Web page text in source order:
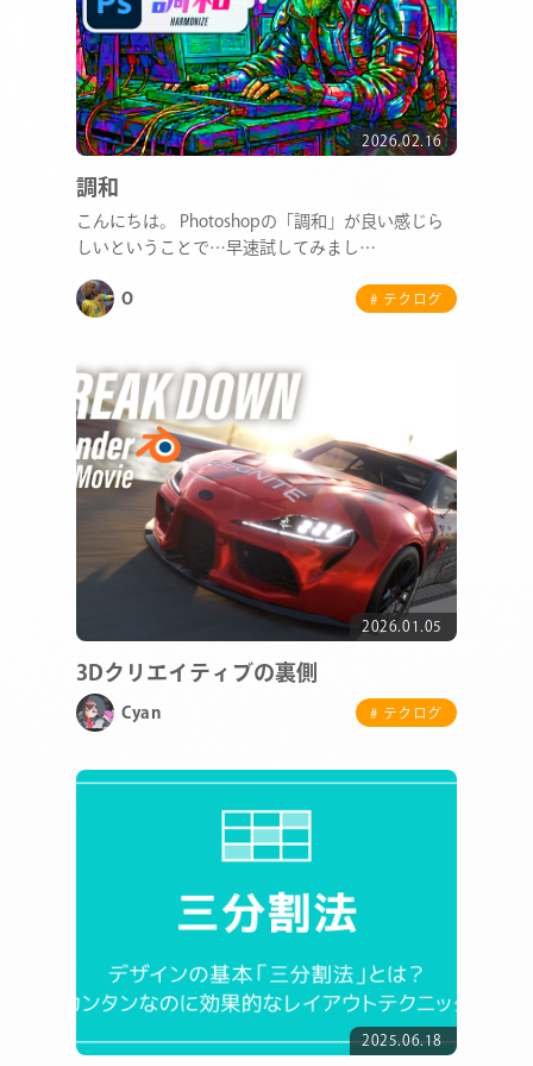
2026.02.16
調和
こんにちは。 Photoshopの「調和」が良い感じら
しいということで…早速試してみまし…
O # テクログ
2026.01.05
3Dクリエイティブの裏側
Cyan # テクログ
2025.06.18